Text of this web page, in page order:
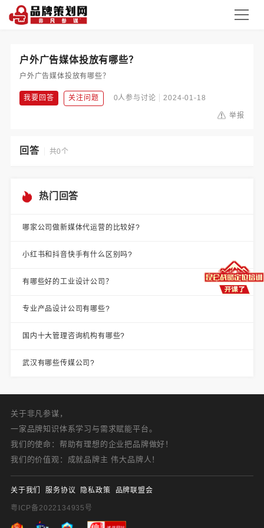
户外广告媒体投放有哪些？
户外广告媒体投放有哪些？
我要回答 关注问题 0人参与讨论 2024-01-18
举报
回答 共0个
热门回答
哪家公司做新媒体代运营的比较好?
小红书和抖音快手有什么区别吗?
有哪些好的工业设计公司？
专业产品设计公司有哪些?
国内十大管理咨询机构有哪些?
武汉有哪些传媒公司?
关于非凡参谋，
一家品牌知识体系学习与需求赋能平台。
我们的使命：帮助有理想的企业把品牌做好！
我们的价值观：成就品牌主 伟大品牌人！
关于我们 服务协议 隐私政策 品牌联盟会
粤ICP备2022134935号